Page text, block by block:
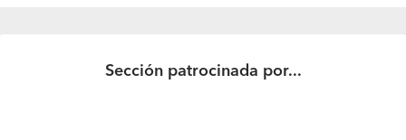
Sección patrocinada por...